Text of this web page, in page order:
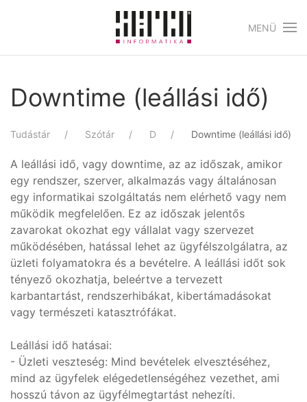
Skip to main content
MENÜ
Downtime (leállási idő)
Tudástár Szótár D Downtime (leállási idő)
A leállási idő, vagy downtime, az az időszak, amikor
egy rendszer, szerver, alkalmazás vagy általánosan
egy informatikai szolgáltatás nem elérhető vagy nem
működik megfelelően. Ez az időszak jelentős
zavarokat okozhat egy vállalat vagy szervezet
működésében, hatással lehet az ügyfélszolgálatra, az
üzleti folyamatokra és a bevételre. A leállási időt sok
tényező okozhatja, beleértve a tervezett
karbantartást, rendszerhibákat, kibertámadásokat
vagy természeti katasztrófákat.
Leállási idő hatásai:
- Üzleti veszteség: Mind bevételek elvesztéséhez,
mind az ügyfelek elégedetlenségéhez vezethet, ami
hosszú távon az ügyfélmegtartást nehezíti.